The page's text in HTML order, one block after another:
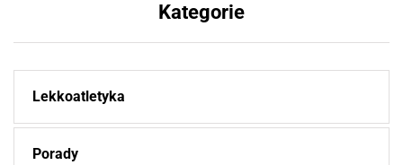
Kategorie
Lekkoatletyka
Porady